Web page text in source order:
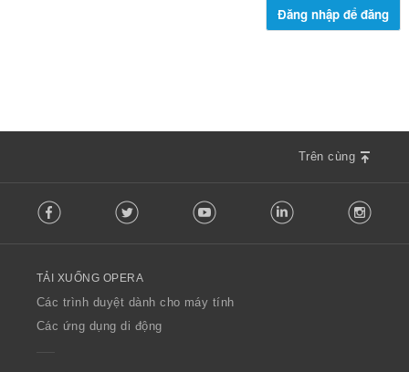
Đăng nhập để đăng
Trên cùng
o
w
O
p
Facebook Twitter Youtube LinkedIn
TẢI XUỐNG OPERA
Các trình duyệt dành cho máy tính
Các ứng dụng di động